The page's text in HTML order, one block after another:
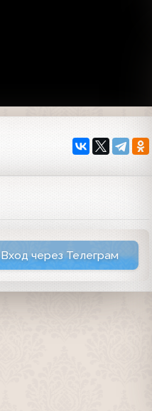
Вход через Телеграм